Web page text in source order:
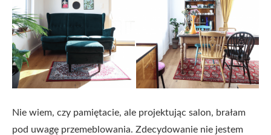
Nie wiem, czy pamiętacie, ale projektując salon, brałam
pod uwagę przemeblowania. Zdecydowanie nie jestem